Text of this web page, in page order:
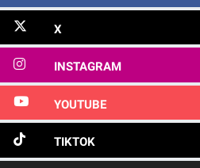
X
INSTAGRAM
YOUTUBE
TIKTOK